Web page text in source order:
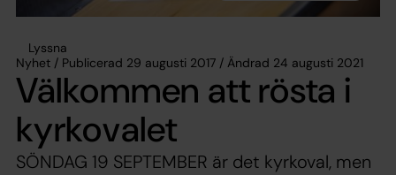
Lyssna
Nyhet / Publicerad 29 augusti 2017 / Ändrad 24 augusti 2021
Välkommen att rösta i
kyrkovalet
SÖNDAG 19 SEPTEMBER är det kyrkoval, men